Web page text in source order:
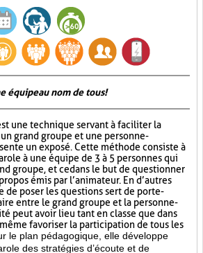
équipe au nom de tous!
une technique servant à faciliter la
grand groupe et une personne-
un exposé. Cette méthode consiste à
à une équipe de 3 à 5 personnes qui
groupe, et ce dans le but de questionner
émis par l’animateur. En d’autres
de poser les questions sert de porte-
entre le grand groupe et la personne-
peut avoir lieu tant en classe que dans
favoriser la participation de tous les
le plan pédagogique, elle développe
des stratégies d’écoute et de